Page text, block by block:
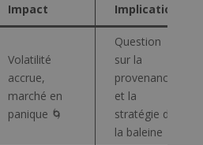
Impact Implication
Volatilité
accrue,
marché en
panique 🌀
Question
sur la
provenance
et la
stratégie de
la baleine